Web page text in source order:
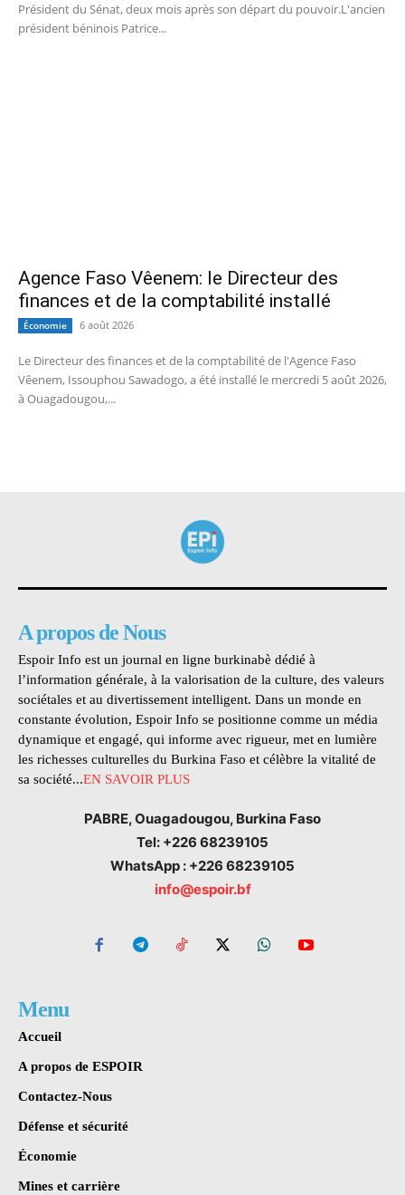
Président du Sénat, deux mois après son départ du pouvoir.L'ancien
président béninois Patrice...
Agence Faso Vêenem: le Directeur des
finances et de la comptabilité installé
Économie 6 août 2026
Le Directeur des finances et de la comptabilité de l'Agence Faso
Vêenem, Issouphou Sawadogo, a été installé le mercredi 5 août 2026,
à Ouagadougou,...
A propos de Nous
Espoir Info est un journal en ligne burkinabè dédié à
l’information générale, à la valorisation de la culture, des valeurs
sociétales et au divertissement intelligent. Dans un monde en
constante évolution, Espoir Info se positionne comme un média
dynamique et engagé, qui informe avec rigueur, met en lumière
les richesses culturelles du Burkina Faso et célèbre la vitalité de
sa société...EN SAVOIR PLUS
PABRE, Ouagadougou, Burkina Faso
Tel: +226 68239105
WhatsApp : +226 68239105
info@espoir.bf
Menu
Accueil
A propos de ESPOIR
Contactez-Nous
Défense et sécurité
Économie
Mines et carrière